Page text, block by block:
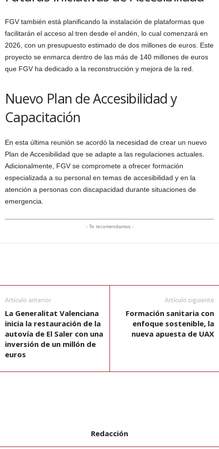
FGV también está planificando la instalación de plataformas que
facilitarán el acceso al tren desde el andén, lo cual comenzará en
2026, con un presupuesto estimado de dos millones de euros. Este
proyecto se enmarca dentro de las más de 140 millones de euros
que FGV ha dedicado a la reconstrucción y mejora de la red.
Nuevo Plan de Accesibilidad y
Capacitación
En esta última reunión se acordó la necesidad de crear un nuevo
Plan de Accesibilidad que se adapte a las regulaciones actuales.
Adicionalmente, FGV se compromete a ofrecer formación
especializada a su personal en temas de accesibilidad y en la
atención a personas con discapacidad durante situaciones de
emergencia.
- Te recomendamos -
Artículo anterior
La Generalitat Valenciana
inicia la restauración de la
autovía de El Saler con una
inversión de un millón de
euros
Artículo siguiente
Formación sanitaria con
enfoque sostenible, la
nueva apuesta de UAX
Redacción